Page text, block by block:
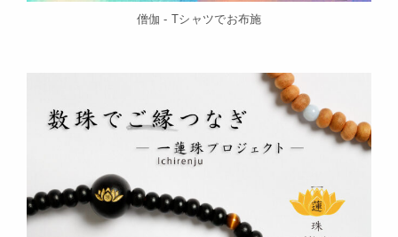
僧伽 - Tシャツでお布施